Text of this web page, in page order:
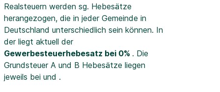
Realsteuern werden sg. Hebesätze
herangezogen, die in jeder Gemeinde in
Deutschland unterschiedlich sein können. In
der liegt aktuell der
Gewerbesteuerhebesatz bei 0% . Die
Grundsteuer A und B Hebesätze liegen
jeweils bei und .